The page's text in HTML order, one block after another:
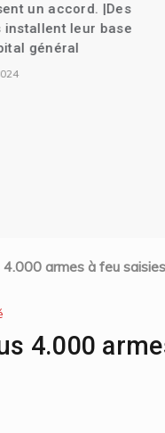
|Des
base
armes à feu
4.000